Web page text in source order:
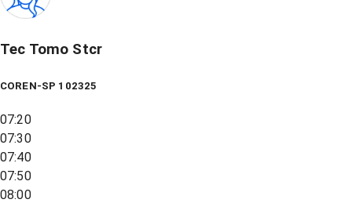
Tec Tomo Stcr
COREN-SP 102325
07:20
07:30
07:40
07:50
08:00